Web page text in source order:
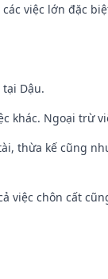
việc lớn đặc
Dậu.
khác. Ngoại trừ
thừa kế cũng
việc chôn cất